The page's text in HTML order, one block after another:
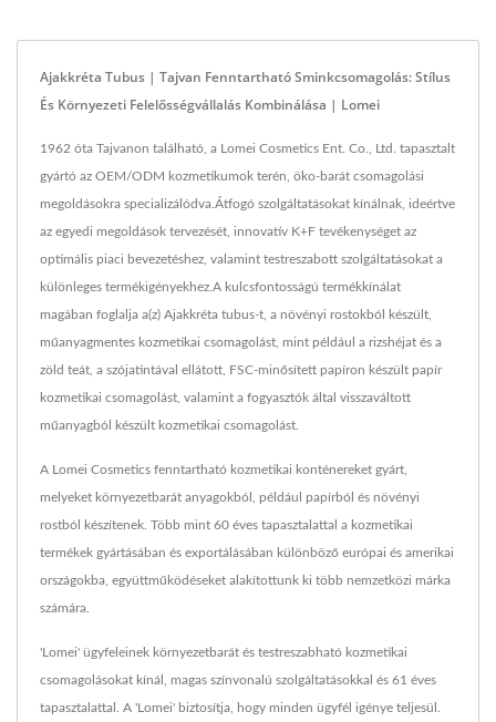
Ajakkréta Tubus | Tajvan Fenntartható Sminkcsomagolás: Stílus
És Környezeti Felelősségvállalás Kombinálása | Lomei
1962 óta Tajvanon található, a Lomei Cosmetics Ent. Co., Ltd. tapasztalt
gyártó az OEM/ODM kozmetikumok terén, öko-barát csomagolási
megoldásokra specializálódva.Átfogó szolgáltatásokat kínálnak, ideértve
az egyedi megoldások tervezését, innovatív K+F tevékenységet az
optimális piaci bevezetéshez, valamint testreszabott szolgáltatásokat a
különleges termékigényekhez.A kulcsfontosságú termékkínálat
magában foglalja a(z) Ajakkréta tubus-t, a növényi rostokból készült,
műanyagmentes kozmetikai csomagolást, mint például a rizshéjat és a
zöld teát, a szójatintával ellátott, FSC-minősített papíron készült papír
kozmetikai csomagolást, valamint a fogyasztók által visszaváltott
műanyagból készült kozmetikai csomagolást.
A Lomei Cosmetics fenntartható kozmetikai konténereket gyárt,
melyeket környezetbarát anyagokból, például papírból és növényi
rostból készítenek. Több mint 60 éves tapasztalattal a kozmetikai
termékek gyártásában és exportálásában különböző európai és amerikai
országokba, együttműködéseket alakítottunk ki több nemzetközi márka
számára.
'Lomei' ügyfeleinek környezetbarát és testreszabható kozmetikai
csomagolásokat kínál, magas színvonalú szolgáltatásokkal és 61 éves
tapasztalattal. A 'Lomei' biztosítja, hogy minden ügyfél igénye teljesül.